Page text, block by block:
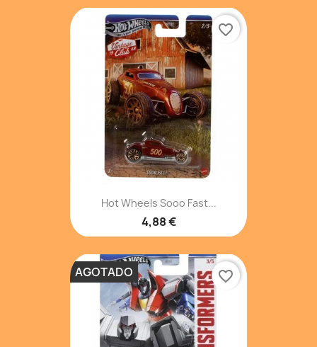
Hot Wheels Sooo Fast...
4,88 €
favorite_border
AGOTADO favorite_border